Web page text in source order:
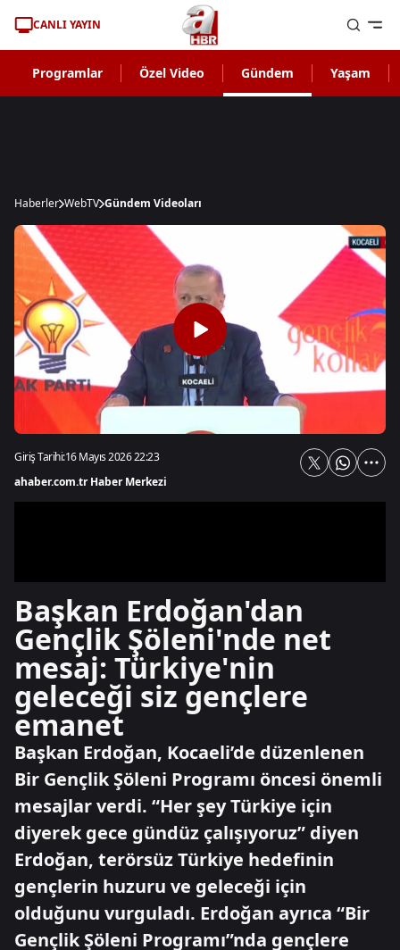
CANLI YAYIN
Programlar Özel Video Gündem Yaşam
Haberler WebTV Gündem Videoları
Giriş Tarihi:16 Mayıs 2026 22:23
ahaber.com.tr Haber Merkezi
Başkan Erdoğan'dan
Gençlik Şöleni'nde net
mesaj: Türkiye'nin
geleceği siz gençlere
emanet
Başkan Erdoğan, Kocaeli’de düzenlenen
Bir Gençlik Şöleni Programı öncesi önemli
mesajlar verdi. “Her şey Türkiye için
diyerek gece gündüz çalışıyoruz” diyen
Erdoğan, terörsüz Türkiye hedefinin
gençlerin huzuru ve geleceği için
olduğunu vurguladı. Erdoğan ayrıca “Bir
Gençlik Şöleni Programı”nda gençlere